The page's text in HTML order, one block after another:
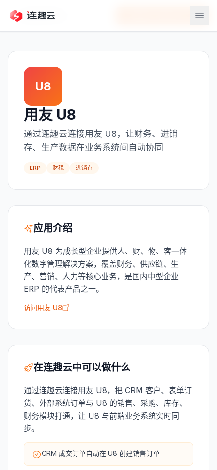
返回应用中心 用友 U8
U8
用友 U8
通过连趣云连接用友 U8，让财务、进销
存、生产数据在业务系统间自动协同
ERP 财税 进销存
应用介绍
用友 U8 为成长型企业提供人、财、物、客一体
化数字管理解决方案，覆盖财务、供应链、生
产、营销、人力等核心业务，是国内中型企业
ERP 的代表产品之一。
访问用友 U8
在连趣云中可以做什么
通过连趣云连接用友 U8，把 CRM 客户、表单订
货、外部系统订单与 U8 的销售、采购、库存、
财务模块打通，让 U8 与前端业务系统实时同
步。
CRM 成交订单自动在 U8 创建销售订单